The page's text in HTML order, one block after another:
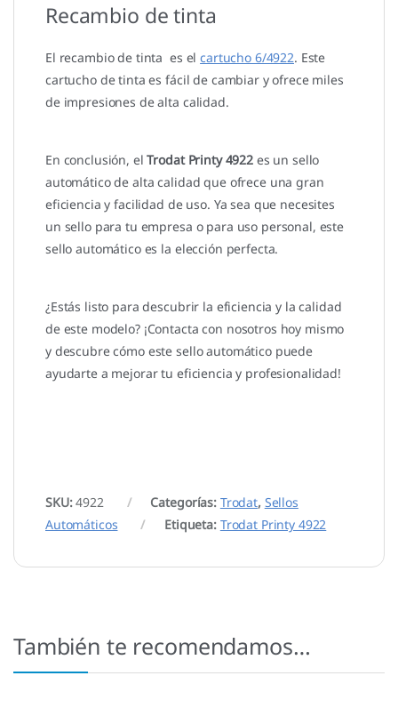
Recambio de tinta
El recambio de tinta es elcartucho 6/4922. Este
cartucho de tinta es fácil de cambiar y ofrece miles
de impresiones de alta calidad.
En conclusión, elTrodat Printy 4922es un sello
automático de alta calidad que ofrece una gran
eficiencia y facilidad de uso. Ya sea que necesites
un sello para tu empresa o para uso personal, este
sello automático es la elección perfecta.
¿Estás listo para descubrir la eficiencia y la calidad
de este modelo? ¡Contacta con nosotros hoy mismo
y descubre cómo este sello automático puede
ayudarte a mejorar tu eficiencia y profesionalidad!
SKU:4922 Categorías: Trodat, Sellos
Automáticos
Etiqueta: Trodat Printy 4922
También te recomendamos…